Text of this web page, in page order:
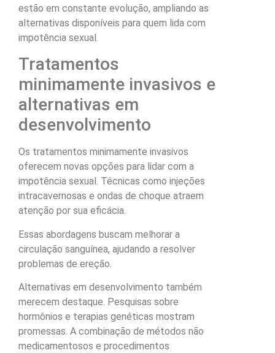
estão em constante evolução, ampliando as
alternativas disponíveis para quem lida com
impotência sexual.
Tratamentos
minimamente invasivos e
alternativas em
desenvolvimento
Os tratamentos minimamente invasivos
oferecem novas opções para lidar com a
impotência sexual. Técnicas como injeções
intracavernosas e ondas de choque atraem
atenção por sua eficácia.
Essas abordagens buscam melhorar a
circulação sanguínea, ajudando a resolver
problemas de ereção.
Alternativas em desenvolvimento também
merecem destaque. Pesquisas sobre
hormônios e terapias genéticas mostram
promessas. A combinação de métodos não
medicamentosos e procedimentos